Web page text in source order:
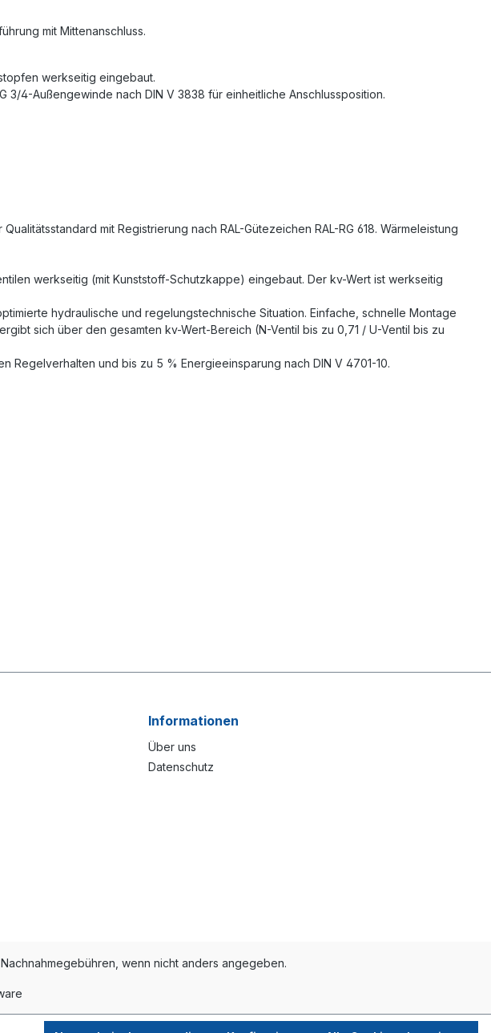
mit Mittenanschluss.
werkseitig eingebaut.
3/4-Außengewinde nach DIN V 3838 für einheitliche Anschlussposition.
mit Registrierung nach RAL-Gütezeichen RAL-RG 618. Wärmeleistung
werkseitig (mit Kunststoff-Schutzkappe) eingebaut. Der kv-Wert ist werkseitig
hydraulische und regelungstechnische Situation. Einfache, schnelle Montage
sich über den gesamten kv-Wert-Bereich (N-Ventil bis zu 0,71 / U-Ventil bis zu
und bis zu 5 % Energieeinsparung nach DIN V 4701-10.
Informationen
Über uns
Datenschutz
wenn nicht anders angegeben.